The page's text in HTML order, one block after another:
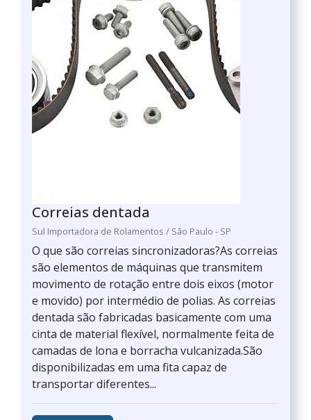
Correias dentada
Sul Importadora de Rolamentos / São Paulo - SP
O que são correias sincronizadoras?As correias
são elementos de máquinas que transmitem
movimento de rotação entre dois eixos (motor
e movido) por intermédio de polias. As correias
dentada são fabricadas basicamente com uma
cinta de material flexível, normalmente feita de
camadas de lona e borracha vulcanizada.São
disponibilizadas em uma fita capaz de
transportar diferentes...